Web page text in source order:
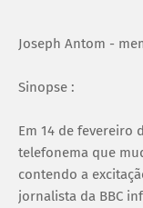
Joseph Antom -
Sinopse :
Em 14 de fevereiro
telefonema que
contendo a
jornalista da BBC